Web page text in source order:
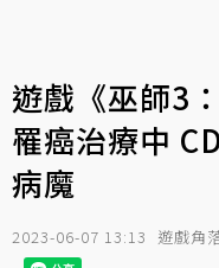
遊戲《巫師3
罹癌治療中
病魔
2023-06-07 13:13 遊戲角